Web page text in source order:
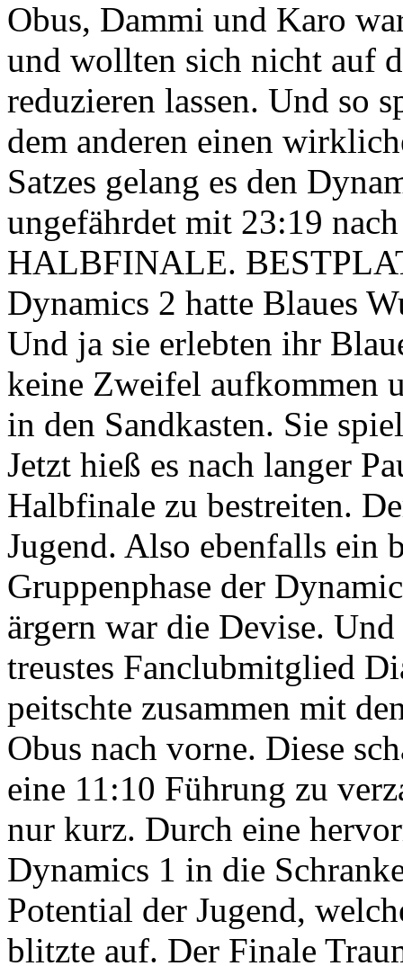
Obus, Dammi und Karo
und wollten sich nicht auf
reduzieren lassen. Und so
dem anderen einen
Satzes gelang es den
ungefährdet mit 23:19
HALBFINALE.
Dynamics 2 hatte Blaues
Und ja sie erlebten ihr
keine Zweifel aufkommen
in den Sandkasten. Sie
Jetzt hieß es nach langer
Halbfinale zu bestreiten.
Jugend. Also ebenfalls ein
Gruppenphase der
ärgern war die Devise.
treustes Fanclubmitglied
peitschte zusammen mit
Obus nach vorne. Diese
eine 11:10 Führung zu
nur kurz. Durch eine
Dynamics 1 in die
Potential der Jugend,
blitzte auf. Der Finale